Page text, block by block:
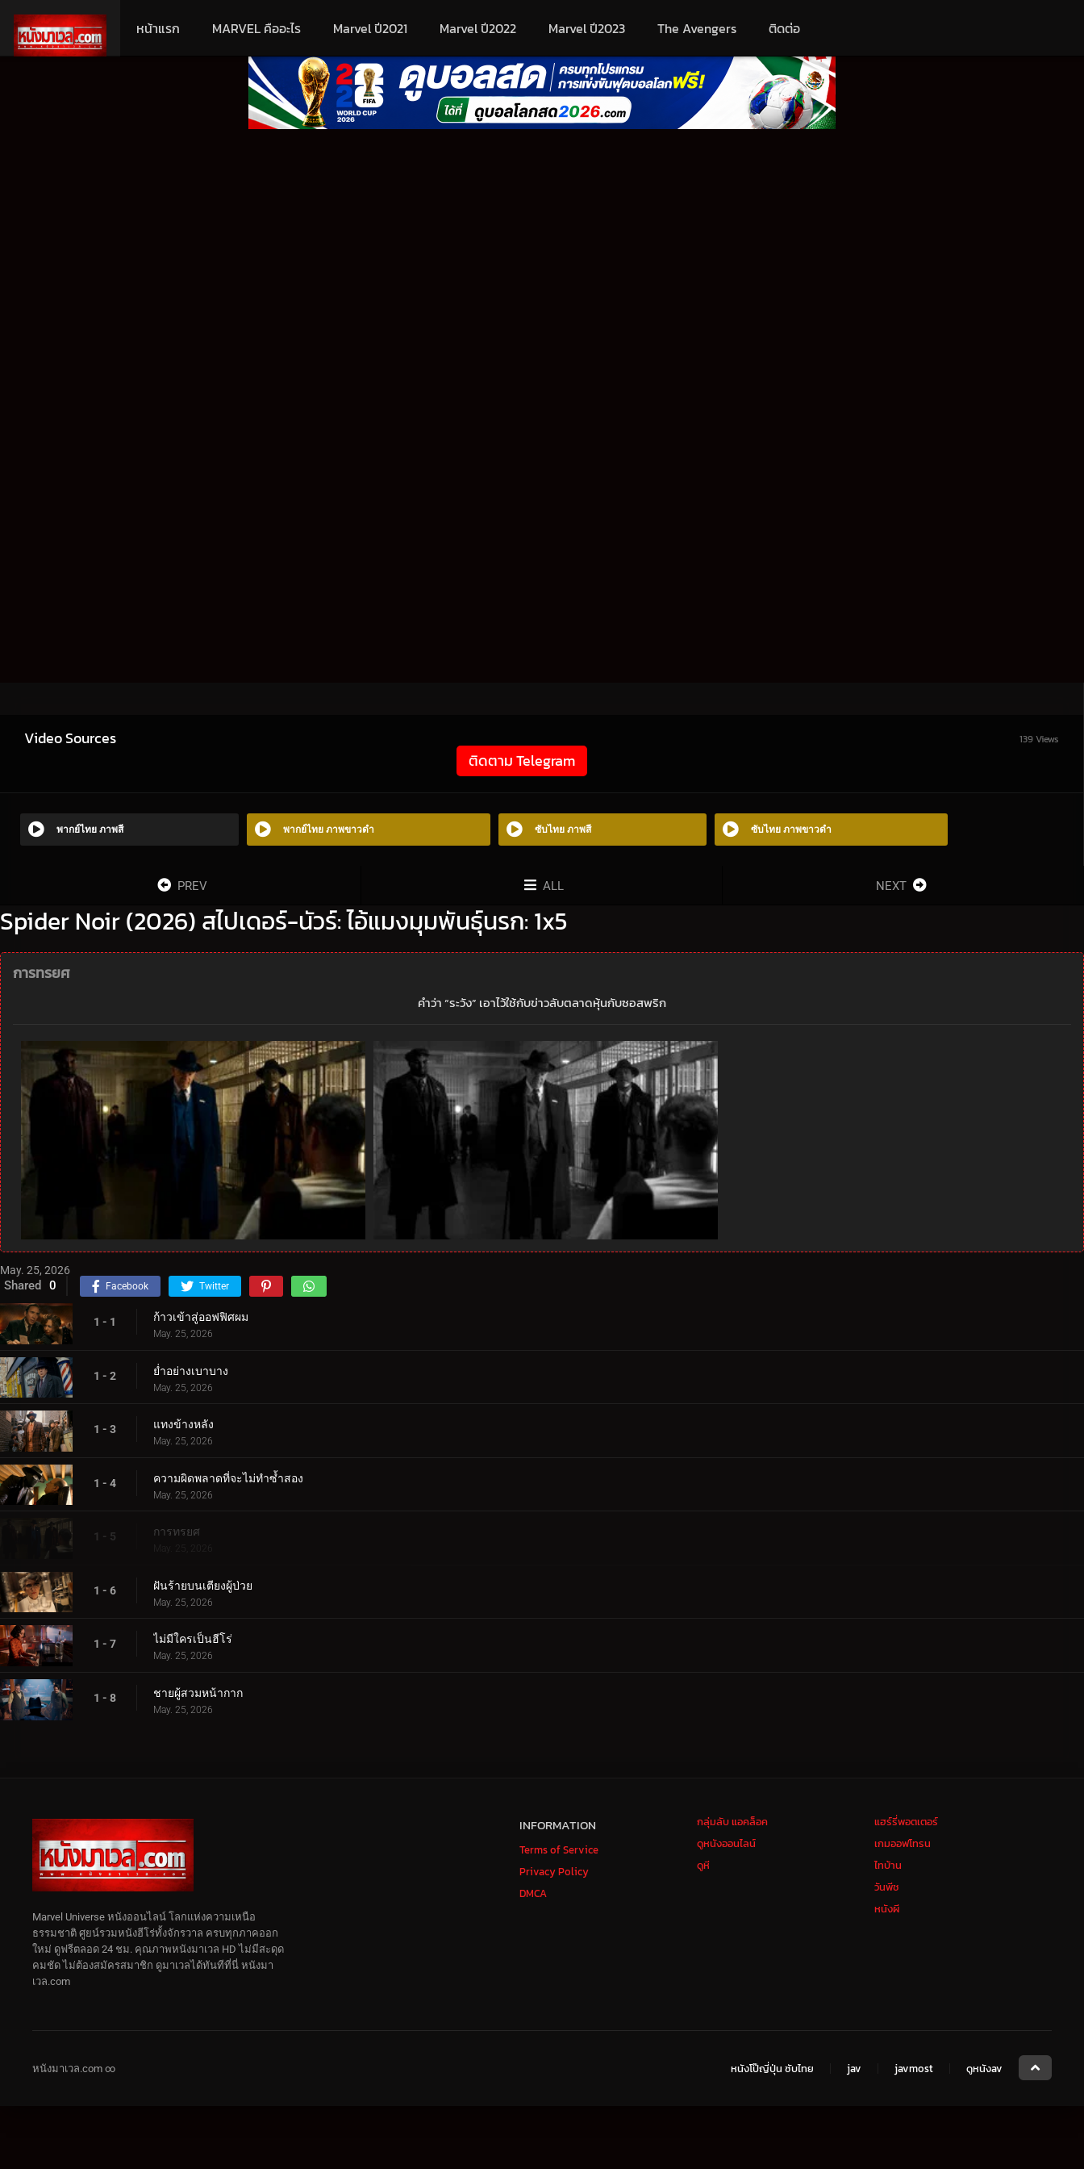
หน้าแรก MARVEL คืออะไร Marvel ปี2021 Marvel ปี2022 Marvel ปี2023 The Avengers ติดต่อ
Video Sources 139 Views
ติดตาม Telegram
พากย์ไทย ภาพสี พากย์ไทย ภาพขาวดำ ซับไทย ภาพสี ซับไทย ภาพขาวดำ
PREV ALL NEXT
Spider Noir (2026) สไปเดอร์-นัวร์: ไอ้แมงมุมพันธุ์นรก: 1x5
การทรยศ
คำว่า “ระวัง” เอาไว้ใช้กับข่าวลับตลาดหุ้นกับซอสพริก
May. 25, 2026
Shared 0 Facebook Twitter
1 - 1 ก้าวเข้าสู่ออฟฟิศผม
May. 25, 2026
1 - 2 ย่ำอย่างเบาบาง
May. 25, 2026
1 - 3 แทงข้างหลัง
May. 25, 2026
1 - 4 ความผิดพลาดที่จะไม่ทำซ้ำสอง
May. 25, 2026
1 - 5 การทรยศ
May. 25, 2026
1 - 6 ฝันร้ายบนเตียงผู้ป่วย
May. 25, 2026
1 - 7 ไม่มีใครเป็นฮีโร่
May. 25, 2026
1 - 8 ชายผู้สวมหน้ากาก
May. 25, 2026
INFORMATION
Terms of Service
Privacy Policy
DMCA
กลุ่มลับ แอคล็อค
ดูหนังออนไลน์
ดูหี
แฮร์รี่พอตเตอร์
เกมออฟโทรน
ไทบ้าน
วันพีช
หนังผี
Marvel Universe หนังออนไลน์ โลกแห่งความเหนือ
ธรรมชาติ ศูยน์รวมหนังฮีโร่ทั้งจักรวาล ครบทุกภาคออก
ใหม่ ดูฟรีตลอด 24 ชม. คุณภาพหนังมาเวล HD ไม่มีสะดุด
คมชัด ไม่ต้องสมัครสมาชิก ดูมาเวลได้ทันทีที่นี่ หนังมา
เวล.com
หนังมาเวล.com ∞ หนังโป๊ญี่ปุ่น ซับไทย jav javmost ดูหนังav